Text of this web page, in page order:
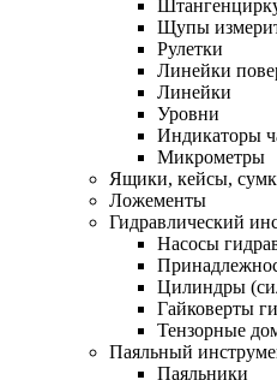
Щупы
Рулетки
Линейки
Линейки
Уровни
Индикаторы
Микрометры
Ящики, кейсы,
Ложементы
Гидравлический
Насосы
Цилиндры
Гайковерты
Тензорные
Паяльный
Паяльники